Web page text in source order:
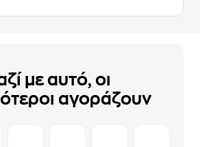
με αυτό, οι
αγοράζουν